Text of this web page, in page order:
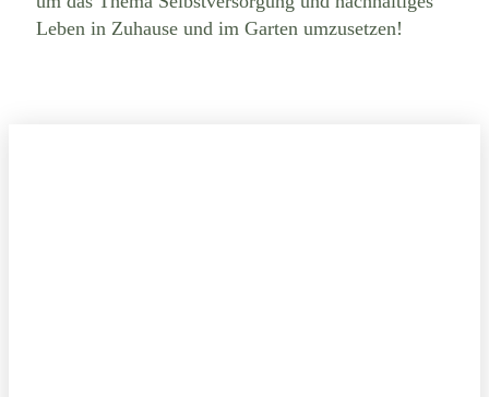
Leben in Zuhause und im Garten umzusetzen!